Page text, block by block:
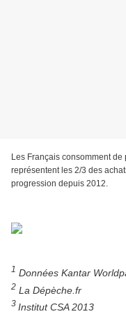
Les Français consomment
représentent les 2/3 des
progression depuis 2012.
1 Données Kantar
2 La Dépèche.fr
3 Institut CSA 2013